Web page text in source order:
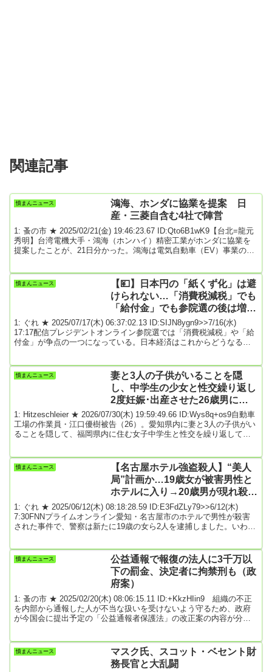
関連記事
憤まんニュース
鴻海、ホンダに協業を提案 日
産・三菱自含む4社で陣営
1: 蚤の市 ★ 2025/02/21(金) 19:46:23.67 ID:Qto6B1wK9【台北=龍元
秀明】台湾電機大手・鴻海（ホンハイ）精密工業がホンダに協業を
提案したことが、21日分かった。鴻海は電気自動車（EV）事業の強
社内関係者が明らかにした。ホンダと日産は13日に経営統合に向け
た協議を打ち切ったが、EVやソフトウエア開発など事業面での提携
憤まんニュース
【💴】日本円の「紙くず化」は避
けられない…「消費税減税」でも
「給付金」でも参院選の後は増税
地獄が待っている ★2
1: ぐれ ★ 2025/07/17(木) 06:37:02.13 ID:SIJN8ygn9>>7/16(水)
17:17配信プレジデントオンライン参院選では「消費税減税」や「給
付金」が争点の一つになっている。日本経済はこれからどうなるの
歯止めが利かなくなった。このツケは必ず日本国民に返ってくる。
増税は避けられず、日本円の紙くず化する恐れは大いにあり得る」
憤まんニュース
妻と3人の子供がいることを隠
し、中学生の少女と性交繰り返し
2度妊娠･出産させた26歳男に懲
役6年の判決 ★3
1: Hitzeschleier ★ 2026/07/30(木) 19:59:49.66 ID:Wys8q+os9自動車
工場の作業員・江口優樹被告（26）。愛知県内に妻と3人の子供がい
ることを隠して、福岡県内に住む女子中学生と性交を繰り返してい
「心身共に未熟である年齢の被害少女に対し、当初は妻子がいない
かのように装ってだまして誘惑し、妻子の存在が発覚した後も江口
憤まんニュース
【名古屋ホテル強盗殺人】“美人
局”計画か…19歳女が被害男性と
ホテルに入り→20歳男が現れ殺害
の疑い 計画指示とみられる23歳
男も逮捕
1: ぐれ ★ 2025/06/12(木) 08:18:28.59 ID:E3FdZLy79>>6/12(木)
7:30FNNプライムオンライン愛知・名古屋市のホテルで男性が殺害
された事件で、警察は新たに19歳の女ら2人を逮捕しました。いわゆ
と共謀し、名古屋市中区のホテルで、会社員の男性（32）の首を絞
めるなどして殺害し、腕時計などを奪った強盗殺人の疑いが持たれ
憤まんニュース
公益通報で報復の法人に3千万以
下の罰金、決定者に拘禁刑も（政
府案）
1: 蚤の市 ★ 2025/02/20(木) 08:06:15.11 ID:+KkzHIin9 組織の不正
を内部から通報した人が不当な扱いを受けないよう守るため、政府
が今国会に提出予定の「公益通報者保護法」の改正案の内容が分か
した担当者も刑事罰の対象とする。改正案では、公益通報したこと
を理由に従業員らを解雇、懲戒処分にした場合、事業者（法人）へ
の罰金のほか、処分を下した担当者...
憤まんニュース
マスク氏、スコット・ベセント財
務長官と大乱闘